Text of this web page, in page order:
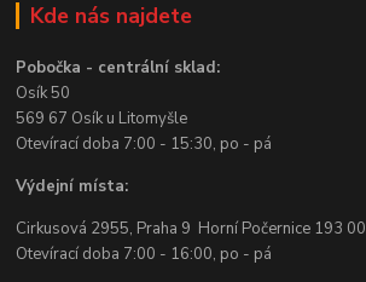
Kde nás najdete
Pobočka - centrální sklad:
Osík 50
569 67 Osík u Litomyšle
Otevírací doba 7:00 - 15:30, po - pá
Výdejní místa:
Cirkusová 2955, Praha 9 Horní Počernice 193 00
Otevírací doba 7:00 - 16:00, po - pá